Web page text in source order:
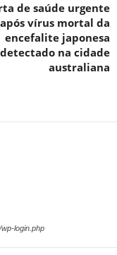
de saúde urgente
após vírus mortal da
encefalite japonesa
detectado na cidade
australiana
login.php